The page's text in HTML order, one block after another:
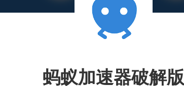
蚂蚁加速器破解版